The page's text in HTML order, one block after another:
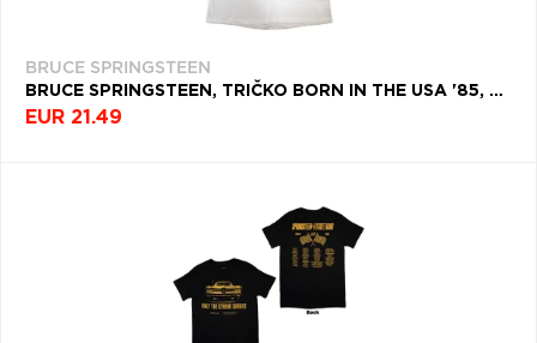
BRUCE SPRINGSTEEN
BRUCE SPRINGSTEEN, TRIČKO BORN IN THE USA '85, UNISEX, BIELA
EUR 21.49